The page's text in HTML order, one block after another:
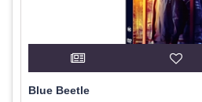
Blue Beetle